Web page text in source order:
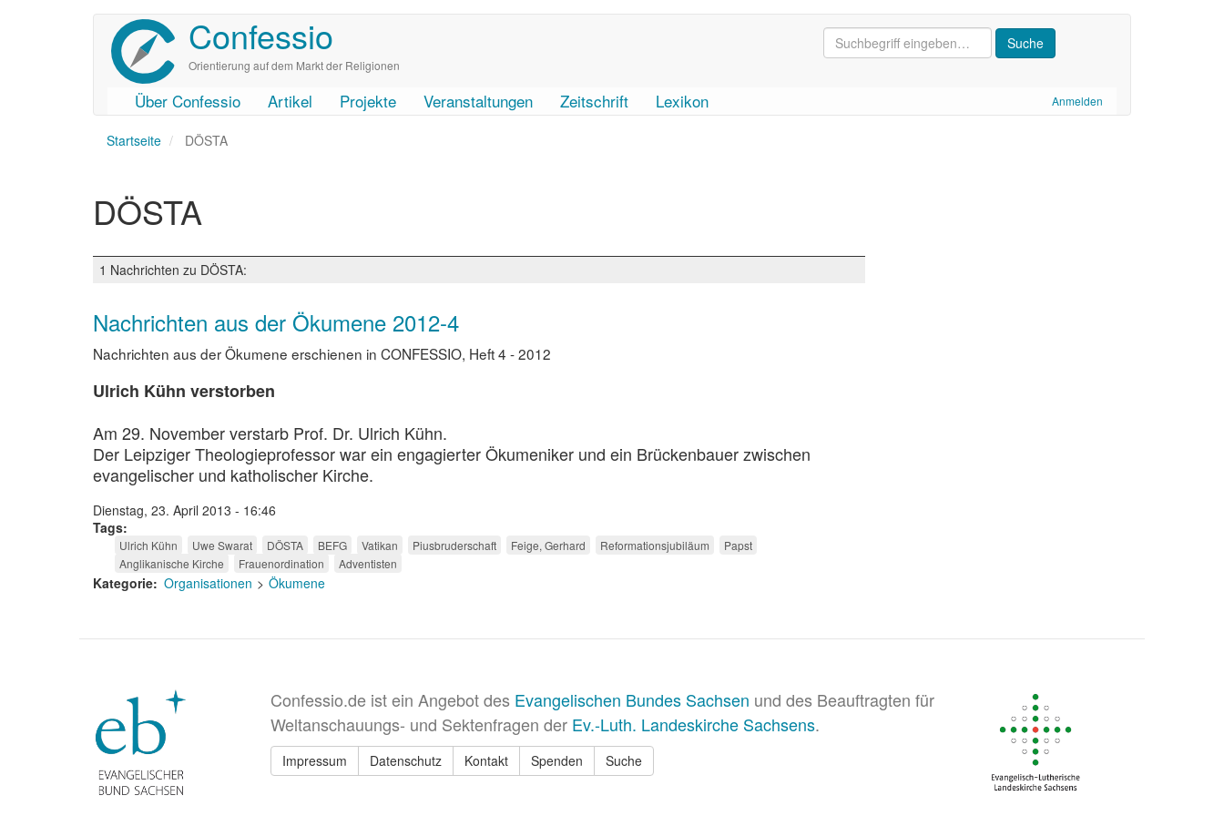
Confessio
Orientierung auf dem Markt der Religionen
User
account
Anmelden
Main
navigation
Über Confessio Artikel Projekte Veranstaltungen Zeitschrift Lexikon
Startseite DÖSTA
DÖSTA
1 Nachrichten zu DÖSTA:
Nachrichten aus der Ökumene 2012-4
Nachrichten aus der Ökumene erschienen in CONFESSIO, Heft 4 - 2012
Ulrich Kühn verstorben
Am 29. November verstarb Prof. Dr. Ulrich Kühn.
Der Leipziger Theologieprofessor war ein engagierter Ökumeniker und ein Brückenbauer zwischen
evangelischer und katholischer Kirche.
Dienstag, 23. April 2013 - 16:46
Tags
Ulrich Kühn Uwe Swarat DÖSTA BEFG Vatikan Piusbruderschaft Feige, Gerhard Reformationsjubiläum
Papst
Anglikanische Kirche
Frauenordination Adventisten
Kategorie Organisationen Ökumene
Confessio.de ist ein Angebot des Evangelischen Bundes Sachsen und des Beauftragten für
Weltanschauungs- und Sektenfragen der Ev.-Luth. Landeskirche Sachsens.
Impressum Datenschutz Kontakt Spenden Suche